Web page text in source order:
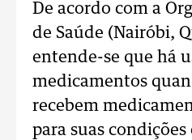
De acordo com a
de Saúde (Nairóbi,
entende-se que há
medicamentos
recebem
para suas